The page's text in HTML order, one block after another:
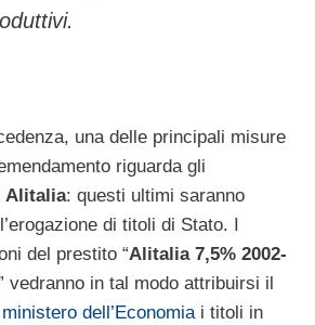
una delle principali misure
riguarda gli
Alitalia: questi ultimi saranno
di titoli di Stato. I
del prestito “Alitalia 7,5% 2002-
vedranno in tal modo attribuirsi il
ministero dell’Economiai titoli in